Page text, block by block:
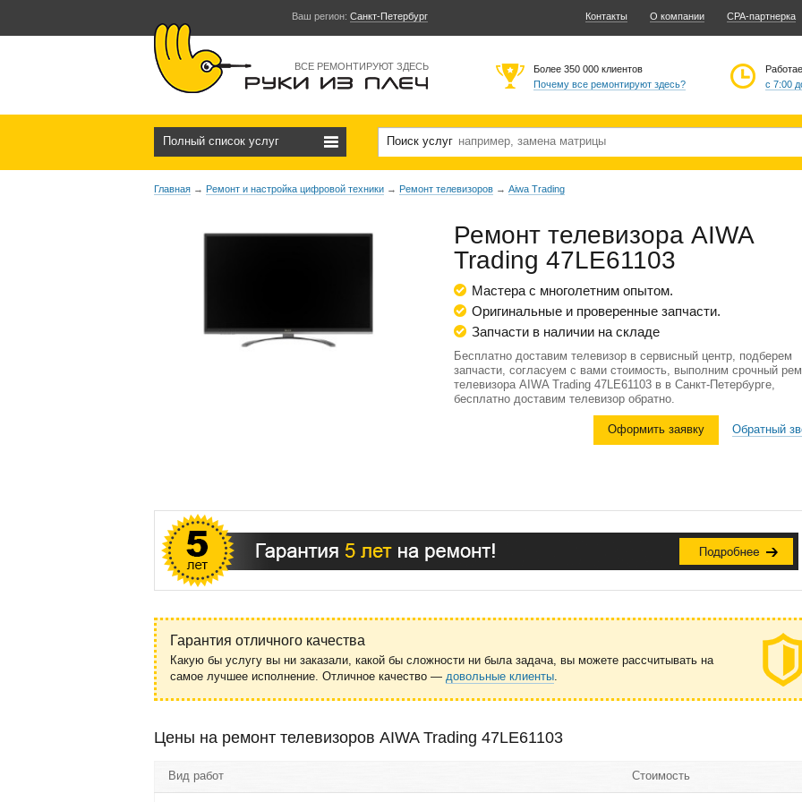
Ваш регион: Санкт-Петербург Контакты О компании CPA-партнерка
ВСЕ РЕМОНТИРУЮТ ЗДЕСЬ
с 7:00
Более 350 000 клиентов
Почему все ремонтируют здесь?
Полный список услуг Поиск услуг
Главная → Ремонт и настройка цифровой техники → Ремонт телевизоров → Aiwa Trading
Ремонт телевизора AIWA
Trading 47LE61103
Мастера с многолетним опытом.
Оригинальные и проверенные запчасти.
Запчасти в наличии на складе
Бесплатно доставим телевизор в сервисный центр, подберем
запчасти, согласуем с вами стоимость, выполним срочный
телевизора AIWA Trading 47LE61103 в в Санкт-Петербурге,
бесплатно доставим телевизор обратно.
Оформить заявку Обратный
Гарантия отличного качества
Какую бы услугу вы ни заказали, какой бы сложности ни была задача, вы можете рассчитывать на
самое лучшее исполнение. Отличное качество — довольные клиенты.
Цены на ремонт телевизоров AIWA Trading 47LE61103
Вид работ Стоимость